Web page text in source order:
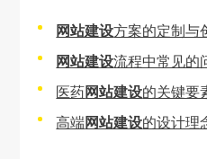
网站建设方案的定制与
网站建设流程中常见的
医药网站建设的关键要
高端网站建设的设计理